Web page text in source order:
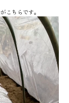
こちらです。